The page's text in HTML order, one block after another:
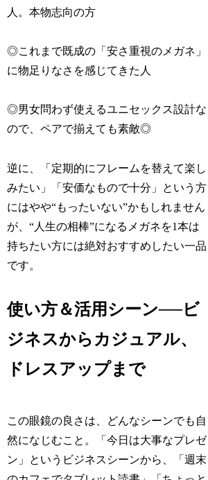
人。本物志向の方
◎これまで既成の「安さ重視のメガネ」
に物足りなさを感じてきた人
◎男女問わず使えるユニセックス設計な
ので、ペアで揃えても素敵◎
逆に、「定期的にフレームを替えて楽し
みたい」「安価なもので十分」という方
にはやや“もったいない”かもしれません
が、“人生の相棒”になるメガネを1本は
持ちたい方には絶対おすすめしたい一品
です。
使い方＆活用シーン──ビ
ジネスからカジュアル、
ドレスアップまで
この眼鏡の良さは、どんなシーンでも自
然になじむこと。「今日は大事なプレゼ
ン」というビジネスシーンから、「週末